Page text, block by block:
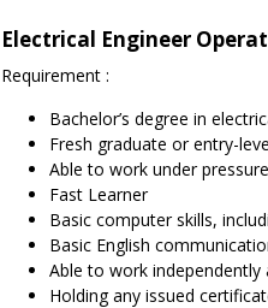
Electrical Engineer
Requirement :
Bachelor’s degree in
Fresh graduate or entry-
Able to work under pressure
Fast Learner
Basic computer skills,
Basic English
Able to work
Holding any issued